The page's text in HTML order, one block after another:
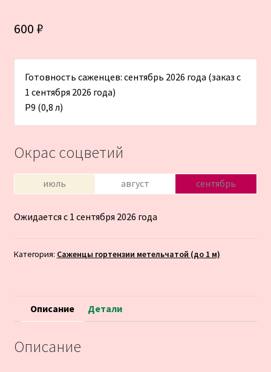
600 ₽
Готовность саженцев: сентябрь 2026 года (заказ с
1 сентября 2026 года)
Р9 (0,8 л)
Окрас соцветий
июль август сентябрь
Ожидается с 1 сентября 2026 года
Категория: Саженцы гортензии метельчатой (до 1 м)
Описание Детали
Описание